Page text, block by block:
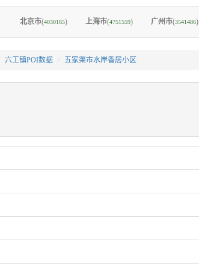
北京市(4030165) 上海市(4751559) 广州市(3541486)
六工镇POI数据 五家渠市水岸香居小区